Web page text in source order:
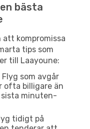
bästa
kompromissa
tips som
till Laayoune:
Flyg som avgår
ofta billigare än
minuten-
tidigt på